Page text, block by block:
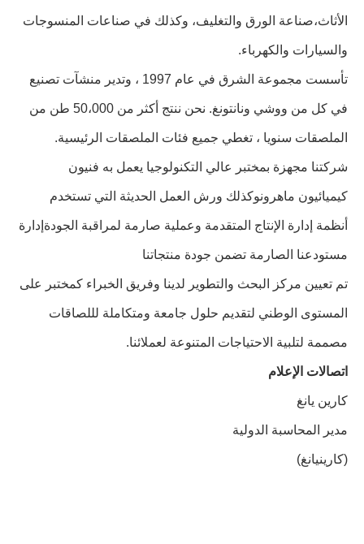
الأثاث،صناعة الورق والتغليف، وكذلك في صناعات المنسوجات
والسيارات والكهرباء.
تأسست مجموعة الشرق في عام 1997 ، وتدير منشآت تصنيع
في كل من ووشي ونانتونغ. نحن ننتج أكثر من 50،000 طن من
الملصقات سنويا ، تغطي جميع فئات الملصقات الرئيسية.
شركتنا مجهزة بمختبر عالي التكنولوجيا يعمل به فنيون
كيميائيون ماهرونوكذلك ورش العمل الحديثة التي تستخدم
أنظمة إدارة الإنتاج المتقدمة وعملية صارمة لمراقبة الجودةإدارة
مستودعنا الصارمة تضمن جودة منتجاتنا
تم تعيين مركز البحث والتطوير لدينا وفريق الخبراء كمختبر على
المستوى الوطني لتقديم حلول جامعة ومتكاملة لللصاقات
مصممة لتلبية الاحتياجات المتنوعة لعملائنا.
اتصالات الإعلام
كارين يانغ
مدير المحاسبة الدولية
(كارينيانغ)